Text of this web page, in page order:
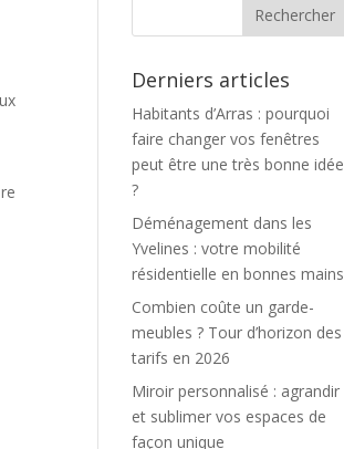
Derniers articles
Habitants d’Arras : pourquoi
faire changer vos fenêtres
peut être une très bonne idée
?
Déménagement dans les
Yvelines : votre mobilité
résidentielle en bonnes mains
Combien coûte un garde-
meubles ? Tour d’horizon des
tarifs en 2026
Miroir personnalisé : agrandir
et sublimer vos espaces de
façon unique